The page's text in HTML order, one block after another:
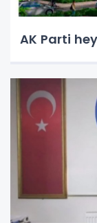
AK Parti